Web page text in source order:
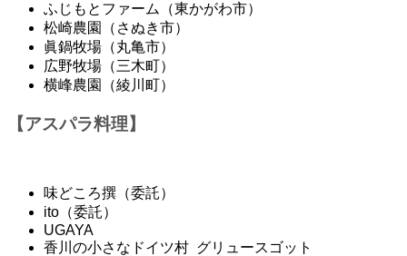
ふじもとファーム（東かがわ市）
松崎農園（さぬき市）
眞鍋牧場（丸亀市）
広野牧場（三木町）
横峰農園（綾川町）
【アスパラ料理】
味どころ撰（委託）
ito（委託）
UGAYA
香川の小さなドイツ村 グリュースゴット